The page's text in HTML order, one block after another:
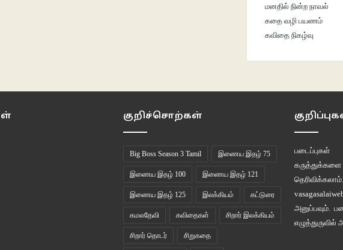
மனதில் நின்ற நாவல்
கதை வழி பயணம்
கவிதை நிகழ்வு
குறிச்சொற்கள்
Big Boss Season 3 Tamil இணைய இதழ் 75
இணைய இதழ் 100 இணைய இதழ் 121
இணைய இதழ் 125 இலக்கியம் கட்டுரை
கமலதேவி கவிதைகள் சிறார் இலக்கியம்
சிறார் தொடர் சிறுகதை
அனுப்பவும்.
எழுத்துருவில்